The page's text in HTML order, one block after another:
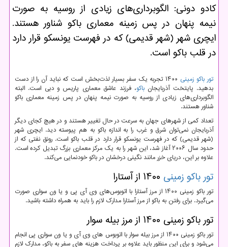
كادو دونی: الگوبرداری‌های زیادی از روسیه به صورت
نیمه پنهان در پس زمینه معماری باكو شناور هستند.
ایچری شهر (شهر قدیمی) كه در فهرست یونسكو قرار دارد
در قلب باكو است.
تور باکو زمینی
۱۴۰۰ تجربه یک سفر بسیار لذت‌بخش است که نباید آن را از دست
بدهید. پایتخت آذربایجانباکو، فرزند عاشق معماری پاریس و دبی است. البته
الگوبرداری‌های زیادی از روسیه به صورت نیمه پنهان در پس زمینه معماری باکو
شناور هستند.
تعداد کمی از شهرهای جهان به سرعت در حال تغییر هستند و در هیچ کجای دیگر
آذربایجان نمی‌توان شرق و غرب را به اندازه باکو به هم پیوسته دید. ایچری شهر
(شهر قدیمی) که در فهرست یونسکو قرار دارد در قلب باکو است. رونق نفتی که از
حدود سال ۲۰۰۶ آغاز شد، این شهر را به یک مرکز معماری بزرگ تبدیل کرده است.
علاوه بر این، دریای خزر مانند نگینی درخشان در باکو خودنمایی می‌کند.
تور باکو زمینی
تور باکو زمینی ۱۴۰۰ از مرز آستارا با اتوبوس‌های وی آی پی و یا ون سواری صورت
می‌گیرد. برای رفتن به باکو از مرز آستارا مدارک لازم را باید به همراه داشته باشید.
تور باکو زمینی ۱۴۰۰ از مرز بیله سوار
تور باکو زمینی ۱۴۰۰ از مرز بیله سوار با اتوبوس های وی آی و یا ون سواری پی انجام
می‌شود و برای این منظور باید علاوه بر پرداخت هزینه های سفر به باکو، مدارک لازم